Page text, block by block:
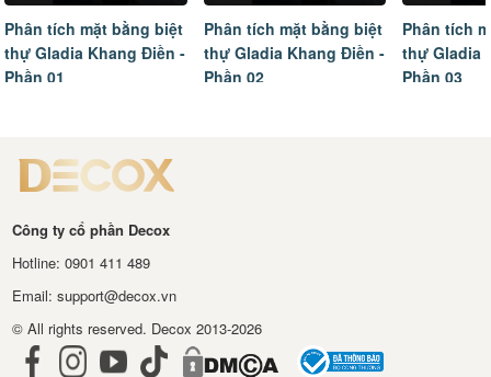
Phân tích mặt bằng biệt
thự Gladia Khang Điền -
Phần 01
Phân tích mặt bằng biệt
thự Gladia Khang Điền -
Phần 02
Phân tích
thự Gladia
Phần 03
Công ty cổ phần Decox
Hotline: 0901 411 489
Email: support@decox.vn
© All rights reserved. Decox 2013-2026